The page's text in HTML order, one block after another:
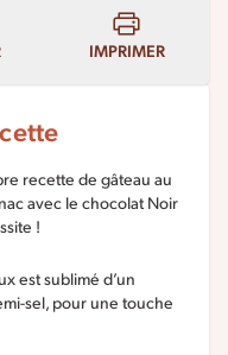
IMPRIMER
recette de gâteau au
avec le chocolat Noir
!
est sublimé d’un
sel, pour une touche